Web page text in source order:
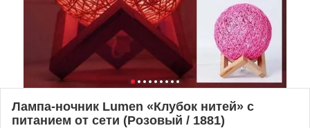
Лампа-ночник Lumen «Клубок нитей» с
питанием от сети (Розовый / 1881)